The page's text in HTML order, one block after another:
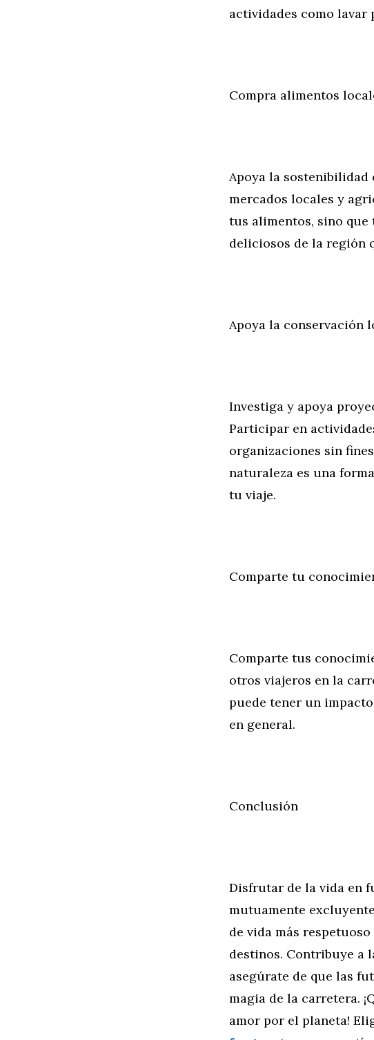
actividades como lavar
Compra alimentos
Apoya la
mercados locales y
tus alimentos, sino
deliciosos de la región
Apoya la conservación
Investiga y apoya
Participar en
organizaciones sin
naturaleza es una
tu viaje.
Comparte tu
Comparte tus
otros viajeros en la
puede tener un
en general.
Conclusión
Disfrutar de la vida en
mutuamente
de vida más
destinos. Contribuye a
asegúrate de que las
magia de la carretera.
amor por el planeta!